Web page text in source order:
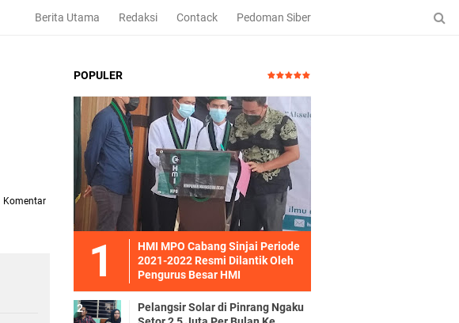
Berita Utama Redaksi Contack Pedoman Siber
Komentar
POPULER
HMI MPO Cabang Sinjai Periode
2021-2022 Resmi Dilantik Oleh
Pengurus Besar HMI
Pelangsir Solar di Pinrang Ngaku